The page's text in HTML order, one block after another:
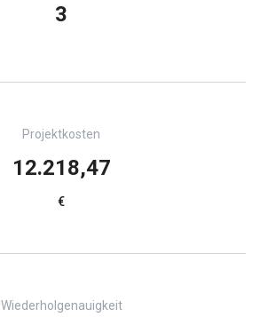
3
Projektkosten
12.218,47
€
Wiederholgenauigkeit